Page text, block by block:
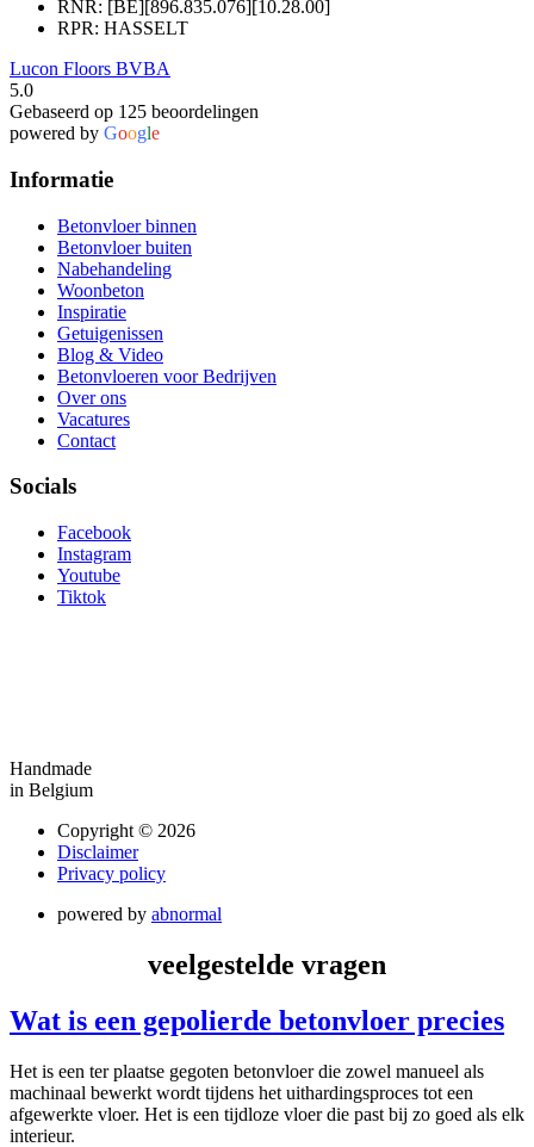
RNR: [BE][896.835.076][10.28.00]
RPR: HASSELT
Lucon Floors BVBA
5.0
Gebaseerd op 125 beoordelingen
powered by Google
Informatie
Betonvloer binnen
Betonvloer buiten
Nabehandeling
Woonbeton
Inspiratie
Getuigenissen
Blog & Video
Betonvloeren voor Bedrijven
Over ons
Vacatures
Contact
Socials
Facebook
Instagram
Youtube
Tiktok
Handmade
in Belgium
Copyright © 2026
Disclaimer
Privacy policy
powered by abnormal
veelgestelde vragen
Wat is een gepolierde betonvloer precies
Het is een ter plaatse gegoten betonvloer die zowel manueel als
machinaal bewerkt wordt tijdens het uithardingsproces tot een
afgewerkte vloer. Het is een tijdloze vloer die past bij zo goed als elk
interieur.